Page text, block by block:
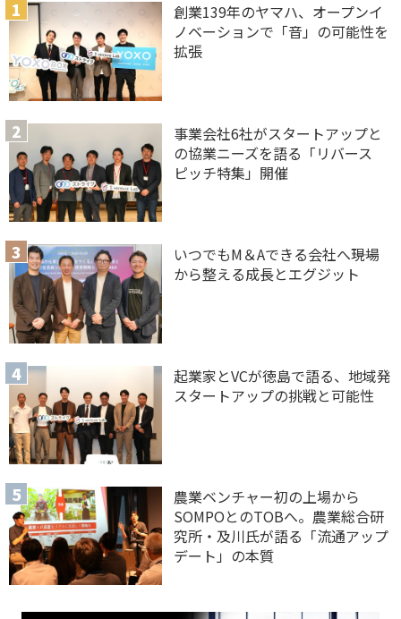
創業139年のヤマハ、オープンイ
ノベーションで「音」の可能性を
拡張
事業会社6社がスタートアップと
の協業ニーズを語る「リバース
ピッチ特集」開催
いつでもM＆Aできる会社へ――現場
から整える成長とエグジット
起業家とVCが徳島で語る、地域発
スタートアップの挑戦と可能性
農業ベンチャー初の上場から
SOMPOとのTOBへ。農業総合研
究所・及川氏が語る「流通アップ
デート」の本質